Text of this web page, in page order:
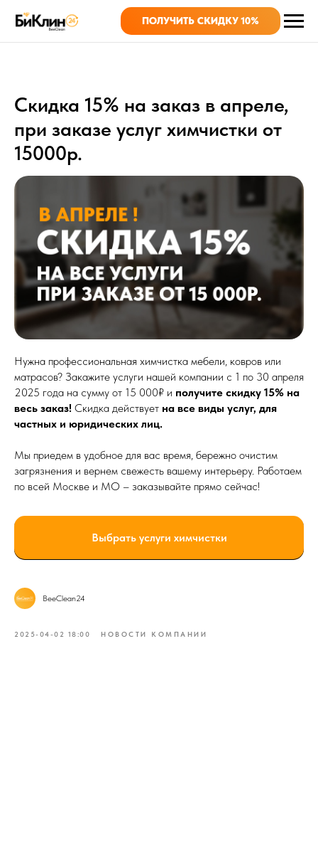
ПОЛУЧИТЬ СКИДКУ 10%
Скидка 15% на заказ в апреле,
при заказе услуг химчистки от
15000р.
Нужна профессиональная химчистка мебели, ковров или
матрасов? Закажите услуги нашей компании с 1 по 30 апреля
2025 года на сумму от 15 000₽ и получите скидку 15% на
весь заказ! Скидка действует на все виды услуг, для
частных и юридических лиц.
Мы приедем в удобное для вас время, бережно очистим
загрязнения и вернем свежесть вашему интерьеру. Работаем
по всей Москве и МО – заказывайте прямо сейчас!
Выбрать услуги химчистки
BeeClean24
2025-04-02 18:00 НОВОСТИ КОМПАНИИ